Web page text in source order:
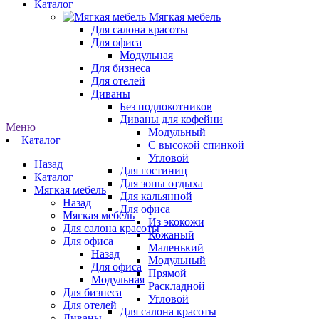
Каталог
Мягкая мебель
Для салона красоты
Для офиса
Модульная
Для бизнеса
Для отелей
Диваны
Без подлокотников
Диваны для кофейни
Модульный
С высокой спинкой
Угловой
Для гостиниц
Для зоны отдыха
Для кальянной
Для офиса
Из экокожи
Кожаный
Маленький
Модульный
Прямой
Раскладной
Угловой
Для салона красоты
Меню
Каталог
Назад
Каталог
Мягкая мебель
Назад
Мягкая мебель
Для салона красоты
Для офиса
Назад
Для офиса
Модульная
Для бизнеса
Для отелей